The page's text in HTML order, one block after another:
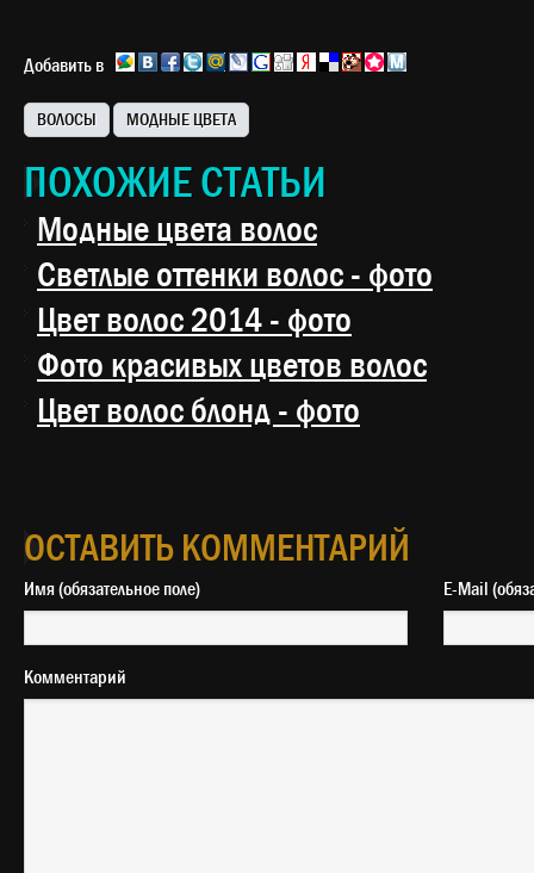
Добавить в
ВОЛОСЫ МОДНЫЕ ЦВЕТА
ПОХОЖИЕ СТАТЬИ
Модные цвета волос
Светлые оттенки волос - фото
Цвет волос 2014 - фото
Фото красивых цветов волос
Цвет волос блонд - фото
ОСТАВИТЬ КОММЕНТАРИЙ
Имя (обязательное поле) E-Mail
Комментарий